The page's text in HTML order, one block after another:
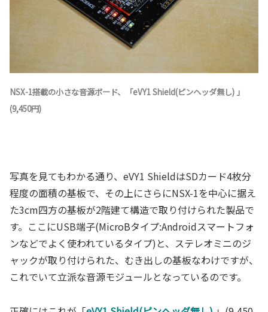
NSX-1搭載の小さな音源ボード、「eVY1 Shield(ピンヘッダ無し) 」
(9,450円)
写真を見てもわかる通り、eVY1 ShieldはSDカード4枚分
程度の面積の基板で、その上にさらにNSX-1を中心に据え
た3cm四方の基板が2階建て構造で取り付けられた製品で
す。ここにUSB端子(MicroBタイプ:Androidスマートフォ
ンなどでよく使われているタイプ)と、ステレオミニのジ
ャックが取り付けられた、むき出しの基板なわけですが、
これでいて立派な音源モジュールとなっているのです。